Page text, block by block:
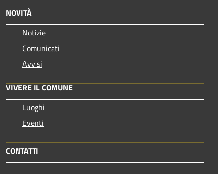
NOVITÀ
Notizie
Comunicati
Avvisi
VIVERE IL COMUNE
Luoghi
Eventi
CONTATTI